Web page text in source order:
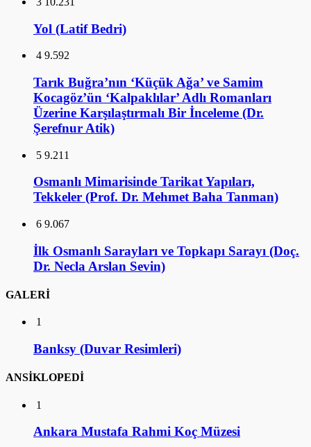
Yol (Latif Bedri)
4 9.592
Tarık Buğra’nın ‘Küçük Ağa’ ve Samim
Kocagöz’ün ‘Kalpaklılar’ Adlı Romanları
Üzerine Karşılaştırmalı Bir İnceleme (Dr.
Şerefnur Atik)
5 9.211
Osmanlı Mimarisinde Tarikat Yapıları,
Tekkeler (Prof. Dr. Mehmet Baha Tanman)
6 9.067
İlk Osmanlı Sarayları ve Topkapı Sarayı (Doç.
Dr. Necla Arslan Sevin)
GALERİ
1
Banksy (Duvar Resimleri)
ANSİKLOPEDİ
1
Ankara Mustafa Rahmi Koç Müzesi